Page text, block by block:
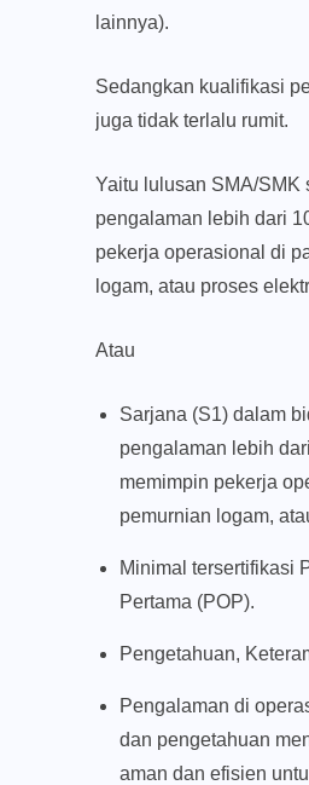
lainnya).
Sedangkan kualifikasi
juga tidak terlalu rumit.
Yaitu lulusan SMA/SMK
pengalaman lebih dari
pekerja operasional di
logam, atau proses
Atau
Sarjana (S1) dalam
pengalaman lebih
memimpin pekerja
pemurnian logam,
Minimal tersertifikasi
Pertama (POP).
Pengetahuan,
Pengalaman di
dan pengetahuan
aman dan efisien